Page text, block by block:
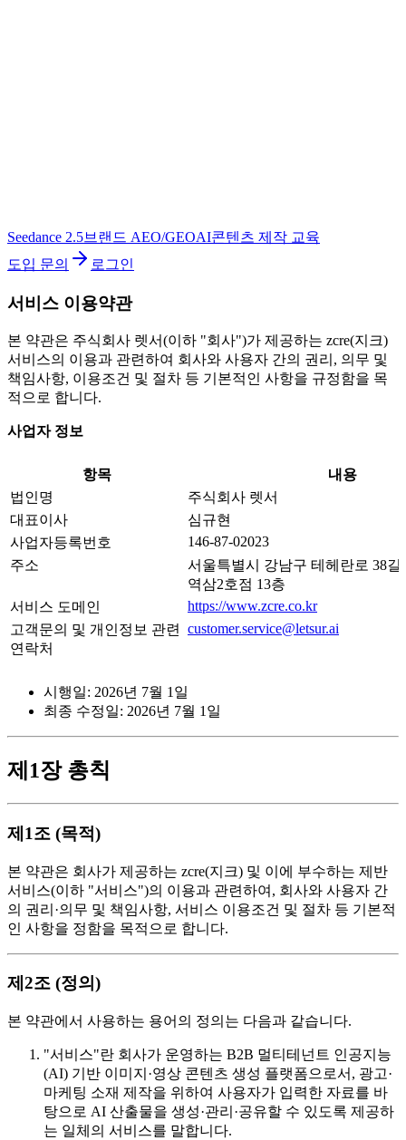
Seedance 2.5브랜드 AEO/GEOAI콘텐츠 제작 교육
도입 문의
로그인
서비스 이용약관
본 약관은 주식회사 렛서(이하 "회사")가 제공하는 zcre(지크)
서비스의 이용과 관련하여 회사와 사용자 간의 권리, 의무 및
책임사항, 이용조건 및 절차 등 기본적인 사항을 규정함을 목
적으로 합니다.
사업자 정보
항목
내용
법인명
주식회사 렛서
대표이사
심규현
사업자등록번호
146-87-02023
주소
서울특별시 강남구 테헤란로 38길
역삼2호점 13층
서비스 도메인
https://www.zcre.co.kr
고객문의 및 개인정보 관련
연락처
customer.service@letsur.ai
시행일: 2026년 7월 1일
최종 수정일: 2026년 7월 1일
제1장 총칙
제1조 (목적)
본 약관은 회사가 제공하는 zcre(지크) 및 이에 부수하는 제반
서비스(이하 "서비스")의 이용과 관련하여, 회사와 사용자 간
의 권리·의무 및 책임사항, 서비스 이용조건 및 절차 등 기본적
인 사항을 정함을 목적으로 합니다.
제2조 (정의)
본 약관에서 사용하는 용어의 정의는 다음과 같습니다.
"서비스"란 회사가 운영하는 B2B 멀티테넌트 인공지능
(AI) 기반 이미지·영상 콘텐츠 생성 플랫폼으로서, 광고·
마케팅 소재 제작을 위하여 사용자가 입력한 자료를 바
탕으로 AI 산출물을 생성·관리·공유할 수 있도록 제공하
는 일체의 서비스를 말합니다.